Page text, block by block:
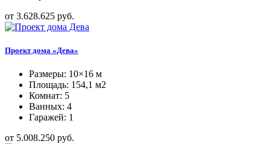
от 3.628.625 руб.
Проект дома «Дева»
Размеры: 10×16 м
Площадь: 154,1 м2
Комнат: 5
Ванных: 4
Гаражей: 1
от 5.008.250 руб.